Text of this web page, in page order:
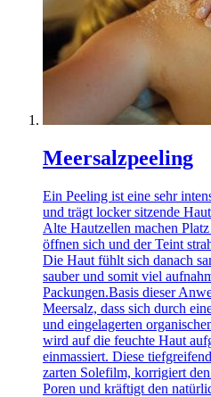
Meersalzpeeling
Ein Peeling ist eine sehr
und trägt locker sitzende
Alte Hautzellen machen
öffnen sich und der Teint
Die Haut fühlt sich danach
sauber und somit viel
Packungen.Basis dieser
Meersalz, dass sich durch
und eingelagerten
wird auf die feuchte Haut
einmassiert. Diese
zarten Solefilm, korrigiert
Poren und kräftigt den